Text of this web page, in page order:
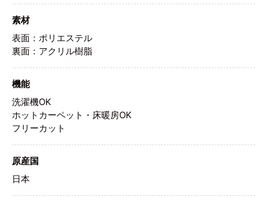
素材
表面：ポリエステル
裏面：アクリル樹脂
機能
洗濯機OK
ホットカーペット・床暖房OK
フリーカット
原産国
日本